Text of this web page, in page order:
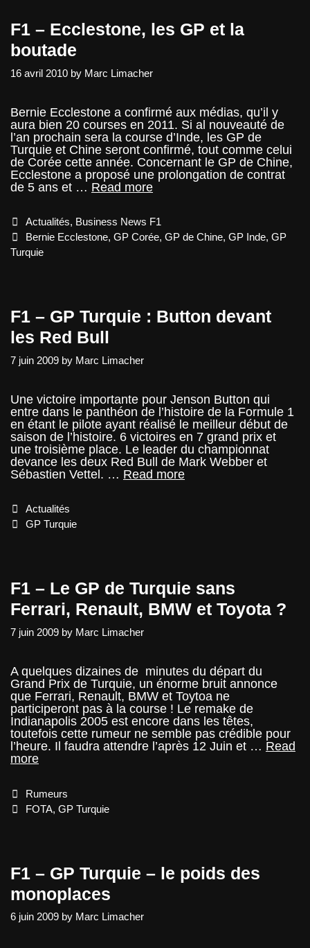
F1 – Ecclestone, les GP et la
boutade
16 avril 2010 by Marc Limacher
Bernie Ecclestone a confirmé aux médias, qu’il y
aura bien 20 courses en 2011. Si al nouveauté de
l’an prochain sera la course d’Inde, les GP de
Turquie et Chine seront confirmé, tout comme celui
de Corée cette année. Concernant le GP de Chine,
Ecclestone a proposé une prolongation de contrat
de 5 ans et … Read moreF1
les
GP
Categories
Actualités, Business News F1
Tags
Bernie Ecclestone,GP Corée,GP de Chine,GP Inde,GP
Turquie
F1 – GP Turquie : Button devant
les Red Bull
7 juin 2009 by Marc Limacher
Une victoire importante pour Jenson Button qui
entre dans le panthéon de l’histoire de la Formule 1
en étant le pilote ayant réalisé le meilleur début de
saison de l’histoire. 6 victoires en 7 grand prix et
une troisième place. Le leader du championnat
devance les deux Red Bull de Mark Webber et
Sébastien Vettel. … Read moreF1
Bull
Categories
Actualités
Tags
GP Turquie
F1 – Le GP de Turquie sans
Ferrari, Renault, BMW et Toyota ?
7 juin 2009 by Marc Limacher
A quelques dizaines de minutes du départ du
Grand Prix de Turquie, un énorme bruit annonce
que Ferrari, Renault, BMW et Toytoa ne
participeront pas à la course ! Le remake de
Indianapolis 2005 est encore dans les têtes,
toutefois cette rumeur ne semble pas crédible pour
l’heure. Il faudra attendre l’après 12 Juin et … Read
moreF1
GP
de
BMW
Toyota
Categories
Rumeurs
Tags
FOTA,GP Turquie
F1 – GP Turquie – le poids des
monoplaces
6 juin 2009 by Marc Limacher